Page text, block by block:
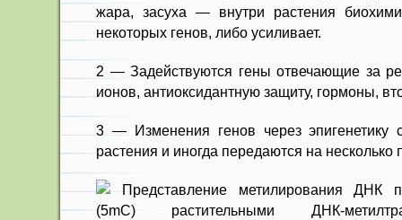
жара, засуха — внутри растения
некоторых генов, либо усиливает.
2 — Задействуются гены отвечающие за
ионов, антиоксидантную защиту, гормоны,
3 — Изменения генов через эпигенетику
растения и иногда передаются на несколько